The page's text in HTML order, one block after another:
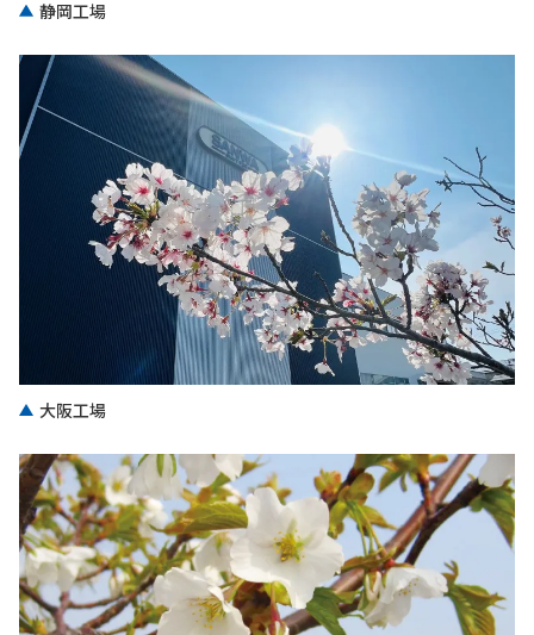
静岡工場
大阪工場